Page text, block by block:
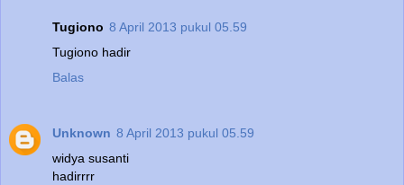
Tugiono 8 April 2013 pukul 05.59
Tugiono hadir
Balas
Unknown 8 April 2013 pukul 05.59
widya susanti
hadirrrr